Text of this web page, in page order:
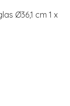
Ø36,1 cm 1 x